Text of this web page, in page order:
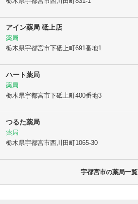
アイン薬局 砥上店
薬局
栃木県宇都宮市下砥上町691番地1
ハート薬局
薬局
栃木県宇都宮市下砥上町400番地3
つるた薬局
薬局
栃木県宇都宮市西川田町1065-30
宇都宮市の薬局一覧